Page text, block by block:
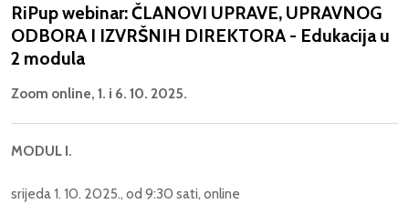
RiPup webinar: ČLANOVI UPRAVE, UPRAVNOG
ODBORA I IZVRŠNIH DIREKTORA - Edukacija u
2 modula
Zoom online, 1. i 6. 10. 2025.
MODUL I.
srijeda 1. 10. 2025., od 9:30 sati, online